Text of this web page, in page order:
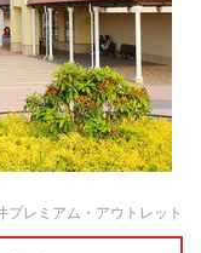
プレミアム・アウトレット